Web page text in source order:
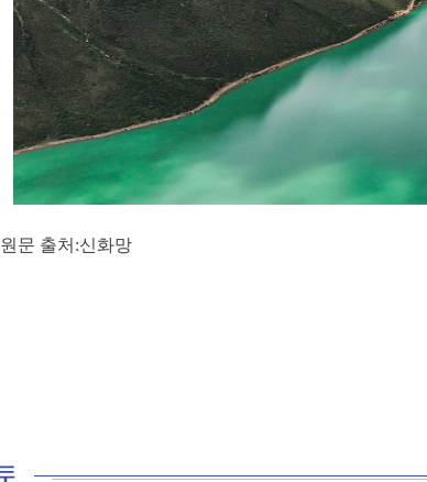
원문 출처:신화망